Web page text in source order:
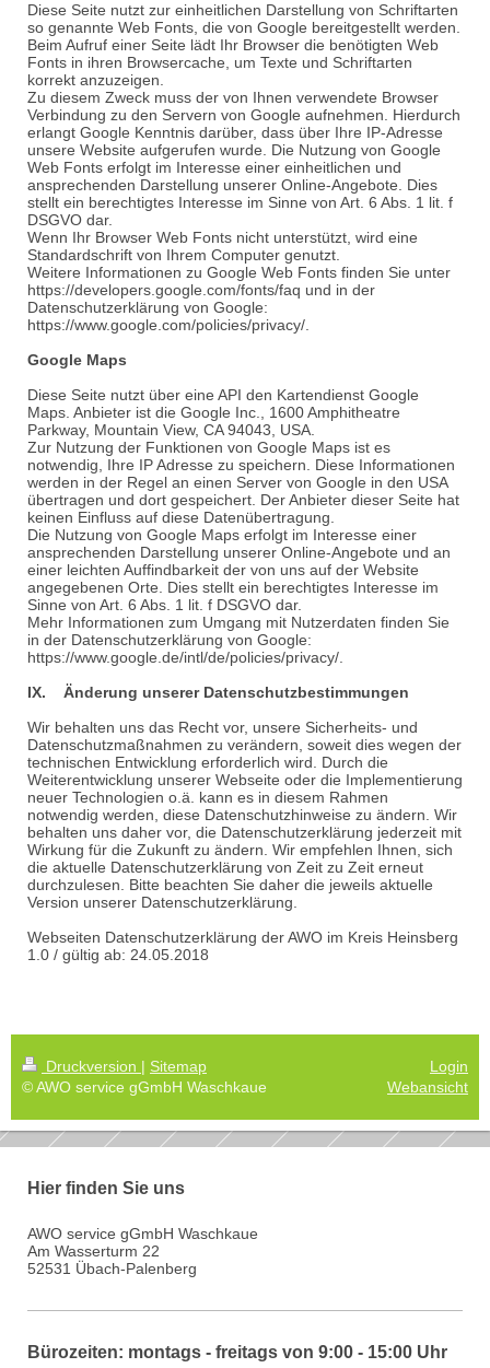
Diese Seite nutzt zur einheitlichen Darstellung von Schriftarten
so genannte Web Fonts, die von Google bereitgestellt werden.
Beim Aufruf einer Seite lädt Ihr Browser die benötigten Web
Fonts in ihren Browsercache, um Texte und Schriftarten
korrekt anzuzeigen.
Zu diesem Zweck muss der von Ihnen verwendete Browser
Verbindung zu den Servern von Google aufnehmen. Hierdurch
erlangt Google Kenntnis darüber, dass über Ihre IP-Adresse
unsere Website aufgerufen wurde. Die Nutzung von Google
Web Fonts erfolgt im Interesse einer einheitlichen und
ansprechenden Darstellung unserer Online-Angebote. Dies
stellt ein berechtigtes Interesse im Sinne von Art. 6 Abs. 1 lit. f
DSGVO dar.
Wenn Ihr Browser Web Fonts nicht unterstützt, wird eine
Standardschrift von Ihrem Computer genutzt.
Weitere Informationen zu Google Web Fonts finden Sie unter
https://developers.google.com/fonts/faq und in der
Datenschutzerklärung von Google:
https://www.google.com/policies/privacy/.
Google Maps
Diese Seite nutzt über eine API den Kartendienst Google
Maps. Anbieter ist die Google Inc., 1600 Amphitheatre
Parkway, Mountain View, CA 94043, USA.
Zur Nutzung der Funktionen von Google Maps ist es
notwendig, Ihre IP Adresse zu speichern. Diese Informationen
werden in der Regel an einen Server von Google in den USA
übertragen und dort gespeichert. Der Anbieter dieser Seite hat
keinen Einfluss auf diese Datenübertragung.
Die Nutzung von Google Maps erfolgt im Interesse einer
ansprechenden Darstellung unserer Online-Angebote und an
einer leichten Auffindbarkeit der von uns auf der Website
angegebenen Orte. Dies stellt ein berechtigtes Interesse im
Sinne von Art. 6 Abs. 1 lit. f DSGVO dar.
Mehr Informationen zum Umgang mit Nutzerdaten finden Sie
in der Datenschutzerklärung von Google:
https://www.google.de/intl/de/policies/privacy/.
IX. Änderung unserer Datenschutzbestimmungen
Wir behalten uns das Recht vor, unsere Sicherheits- und
Datenschutzmaßnahmen zu verändern, soweit dies wegen der
technischen Entwicklung erforderlich wird. Durch die
Weiterentwicklung unserer Webseite oder die Implementierung
neuer Technologien o.ä. kann es in diesem Rahmen
notwendig werden, diese Datenschutzhinweise zu ändern. Wir
behalten uns daher vor, die Datenschutzerklärung jederzeit mit
Wirkung für die Zukunft zu ändern. Wir empfehlen Ihnen, sich
die aktuelle Datenschutzerklärung von Zeit zu Zeit erneut
durchzulesen. Bitte beachten Sie daher die jeweils aktuelle
Version unserer Datenschutzerklärung.
Webseiten Datenschutzerklärung der AWO im Kreis Heinsberg
1.0 / gültig ab: 24.05.2018
Druckversion | Sitemap
© AWO service gGmbH Waschkaue
Login
Webansicht
Hier finden Sie uns
AWO service gGmbH Waschkaue
Am Wasserturm 22
52531 Übach-Palenberg
Bürozeiten: montags - freitags von 9:00 - 15:00 Uhr